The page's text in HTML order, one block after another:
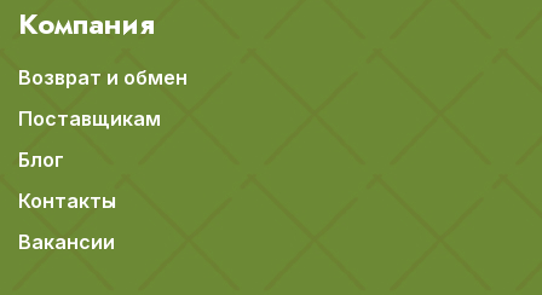
Компания
Возврат и обмен
Поставщикам
Блог
Контакты
Вакансии